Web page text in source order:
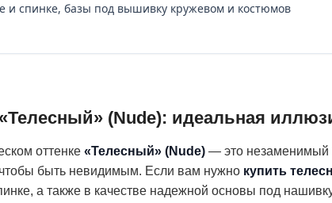
и спинке, базы под вышивку кружевом и костюмов
(Nude): идеальная
оттенке «Телесный» (Nude) — это незаменимый
быть невидимым. Если вам нужно купить
а также в качестве надежной основы под